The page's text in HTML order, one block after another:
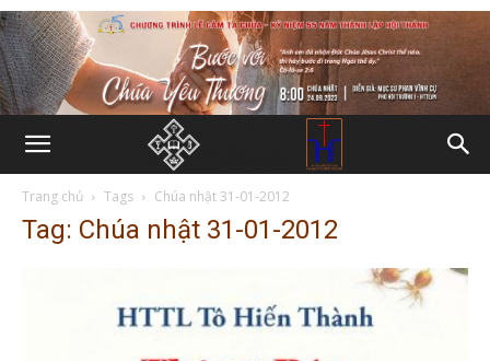
Trang chủ Tags Chúa nhật 31-01-2012
Tag: Chúa nhật 31-01-2012